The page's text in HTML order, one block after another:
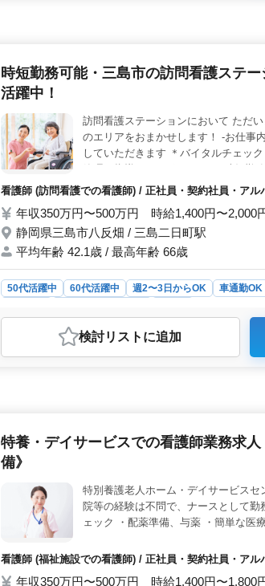
入浴の介助、外出の付き添いまで幅広く、週5日
大活躍中＞ 現在、ベテランシニア層が大いに活躍
境です。穏やかな職場で、入所者の方々の健康と生
可能で、ライフワークバランスを重視した働き方が
時短勤務可能・三島市の訪問看護ステ
活躍中！
訪問看護ステーションにおいて ただ
のエリアをおまかせします！ -お仕事
していただきます ＊バイタルチェッ
ペースで働くことができます！ 子育
看護師 (訪問看護での看護師) / 正社員・契約社員・アル
年収350万円〜500万円 時給1,400円〜2,000
静岡県三島市八反畑 / 三島二日町駅
平均年齢 42.1歳 / 最高年齢 66歳
50代活躍中 60代活躍中 週2〜3日からOK 車通勤OK
おすすめポイント
＜時短勤務可能・ベテラン看護師の募集＞ 三島市
やカテーテル交換などの業務を担当します。50代
れています。交通費の実費支給や福利厚生の充実
三島市八反畑の訪問看護ステーションで、新しい職
検討リスト に追加
特養・デイサービスでの看護師業務求
備》
特別養護老人ホーム・デイサービス
院等の経験は不問で、ナースとして
ェック ・配薬準備、与薬 ・簡単な医
生の予防、蔓延の防止 ・感染性胃腸
看護師 (福祉施設での看護師) / 正社員・契約社員・アル
年収350万円〜500万円 時給1,400円〜1,800